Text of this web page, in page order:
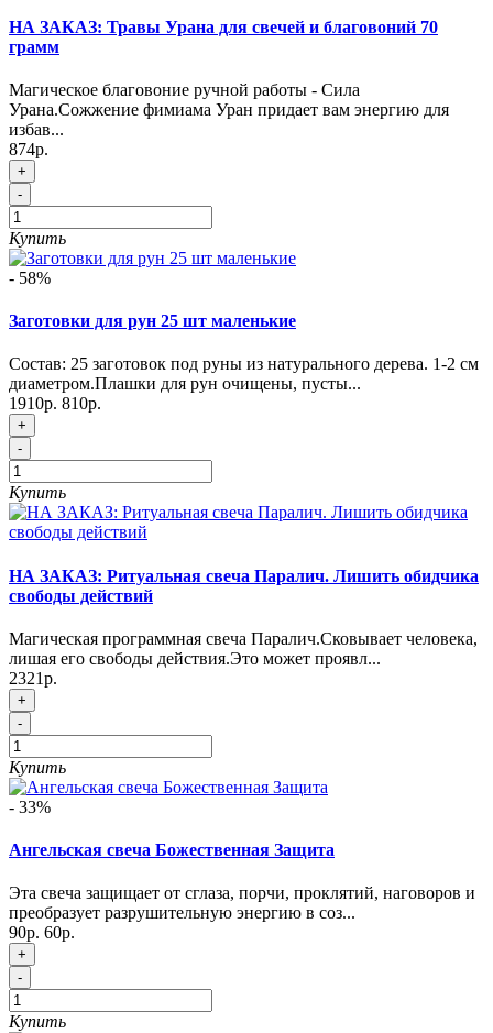
НА ЗАКАЗ: Травы Урана для свечей и благовоний 70
грамм
Магическое благовоние ручной работы - Сила
Урана.Сожжение фимиама Уран придает вам энергию для
избав...
874р.
+
-
Купить
- 58%
Заготовки для рун 25 шт маленькие
Состав: 25 заготовок под руны из натурального дерева. 1-2 см
диаметром.Плашки для рун очищены, пусты...
1910р. 810р.
+
-
Купить
НА ЗАКАЗ: Ритуальная свеча Паралич. Лишить обидчика
свободы действий
Магическая программная свеча Паралич.Сковывает человека,
лишая его свободы действия.Это может проявл...
2321р.
+
-
Купить
- 33%
Ангельская свеча Божественная Защита
Эта свеча защищает от сглаза, порчи, проклятий, наговоров и
преобразует разрушительную энергию в соз...
90р. 60р.
+
-
Купить